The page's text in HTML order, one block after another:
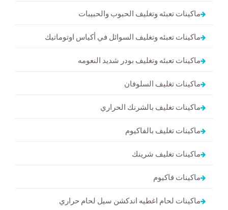
ماكينات تعبئه وتغليف الحبوب والحبيبات
ماكينات تعبئه وتغليف السوائل في أكياس اوتوماتيك
ماكينات تعبئه وتغليف بودر شديد النعومه
ماكينات تغليف السلوفان
ماكينات تغليف بالشرنك الحراري
ماكينات تغليف بالفاكيوم
ماكينات تغليف شرينك
ماكينات فاكيوم
ماكينات لحام اغطيه اندكشن سيل لحام حراري